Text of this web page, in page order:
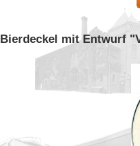
Bierdeckel mit Entwurf